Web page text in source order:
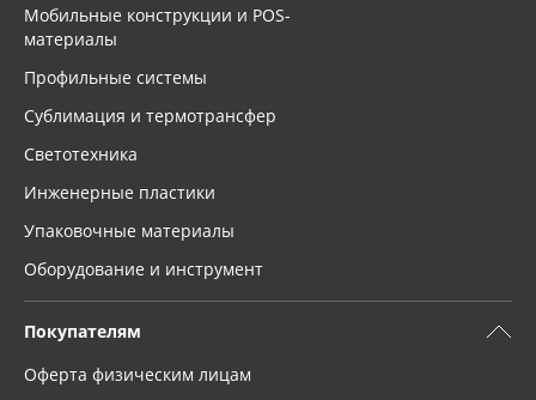
Мобильные конструкции и POS-
материалы
Профильные системы
Сублимация и термотрансфер
Светотехника
Инженерные пластики
Упаковочные материалы
Оборудование и инструмент
Покупателям
Оферта физическим лицам